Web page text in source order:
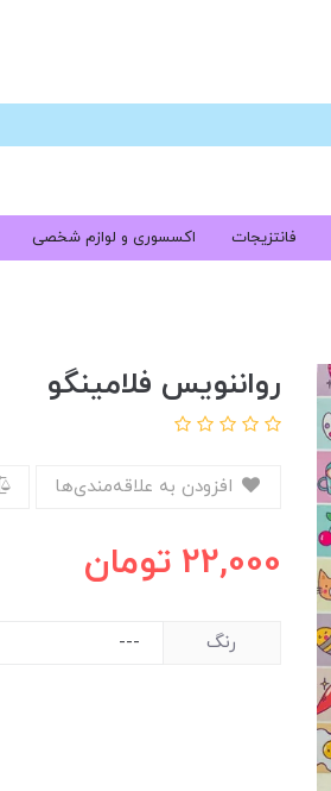
فانتزیجات اکسسوری و لوازم شخصی
رواننویس فلامینگو
22,000 تومان
رنگ